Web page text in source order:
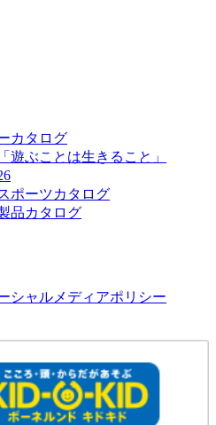
カタログ
遊ぶことは生きること」
ポーツカタログ
品カタログ
シャルメディアポリシー